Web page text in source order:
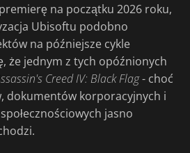
na początku 2026 roku,
Ubisoftu podobno
na późniejsze cykle
że jednym z tych opóźnionych
Creed IV: Black Flag- choć
dokumentów korporacyjnych i
jasno